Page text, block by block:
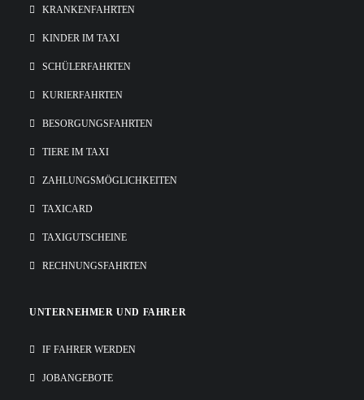
KRANKENFAHRTEN
KINDER IM TAXI
SCHÜLERFAHRTEN
KURIERFAHRTEN
BESORGUNGSFAHRTEN
TIERE IM TAXI
ZAHLUNGSMÖGLICHKEITEN
TAXICARD
TAXIGUTSCHEINE
RECHNUNGSFAHRTEN
UNTERNEHMER UND FAHRER
IF FAHRER WERDEN
JOBANGEBOTE